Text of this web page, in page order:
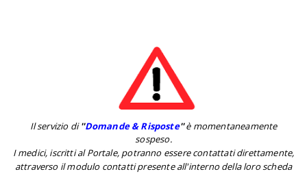
Il servizio di''Domande & Risposte''è momentaneamente
sospeso.
I medici, iscritti al Portale, potranno essere contattati direttamente,
attraverso il modulo contatti presente all'interno della loro scheda